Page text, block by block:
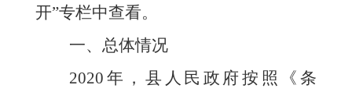
开”专栏中查看。
一、总体情况
2020年，县人民政府按照《条